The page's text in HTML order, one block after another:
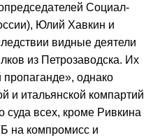
Социал-
Юлий Хавкин и
видные деятели
из Петрозаводска. Их
пропаганде», однако
и итальянской компартий
суда всех, кроме Ривкина
на компромисс и